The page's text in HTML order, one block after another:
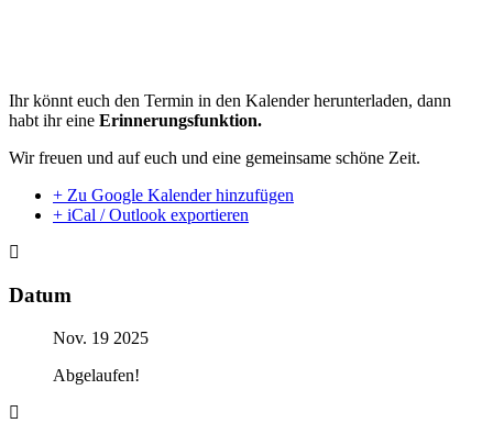
Ihr könnt euch den Termin in den Kalender herunterladen, dann
habt ihr eine Erinnerungsfunktion.
Wir freuen und auf euch und eine gemeinsame schöne Zeit.
+ Zu Google Kalender hinzufügen
+ iCal / Outlook exportieren
Datum
Nov. 19 2025
Abgelaufen!